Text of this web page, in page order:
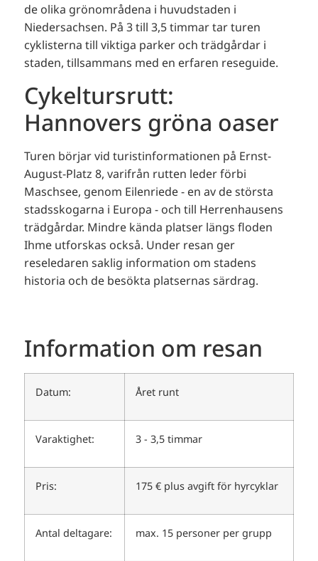
de olika grönområdena i huvudstaden i
Niedersachsen. På 3 till 3,5 timmar tar turen
cyklisterna till viktiga parker och trädgårdar i
staden, tillsammans med en erfaren reseguide.
Cykeltursrutt:
Hannovers gröna oaser
Turen börjar vid turistinformationen på Ernst-
August-Platz 8, varifrån rutten leder förbi
Maschsee, genom Eilenriede - en av de största
stadsskogarna i Europa - och till Herrenhausens
trädgårdar. Mindre kända platser längs floden
Ihme utforskas också. Under resan ger
reseledaren saklig information om stadens
historia och de besökta platsernas särdrag.
Information om resan
Datum: Året runt
Varaktighet: 3 - 3,5 timmar
Pris: 175 € plus avgift för hyrcyklar
Antal deltagare: max. 15 personer per grupp